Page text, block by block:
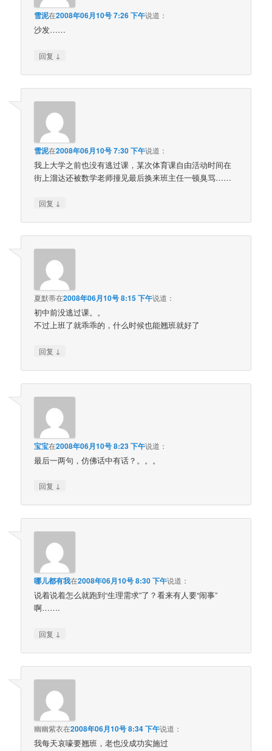
雪泥在2008年06月10号 7:26 下午说道：
沙发……
回复 ↓
雪泥在2008年06月10号 7:30 下午说道：
我上大学之前也没有逃过课，某次体育课自由活动时间在
街上溜达还被数学老师撞见最后换来班主任一顿臭骂……
回复 ↓
夏默蒂在2008年06月10号 8:15 下午说道：
初中前没逃过课。。
不过上班了就乖乖的，什么时候也能翘班就好了
回复 ↓
宝宝在2008年06月10号 8:23 下午说道：
最后一两句，仿佛话中有话？。。。
回复 ↓
哪儿都有我在2008年06月10号 8:30 下午说道：
说着说着怎么就跑到“生理需求”了？看来有人要“闹事”
啊…….
回复 ↓
幽幽紫衣在2008年06月10号 8:34 下午说道：
我每天哀嚎要翘班，老也没成功实施过